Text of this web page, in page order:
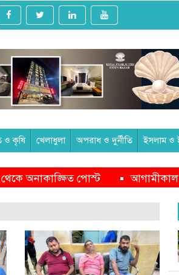
ও কৃষি খেলাধুলা অপরাধ ও দুর্নীতি ইসলাম ও
৯ মাসের জন্য বন্ধ হচ্ছে সেন্টমার্টিন